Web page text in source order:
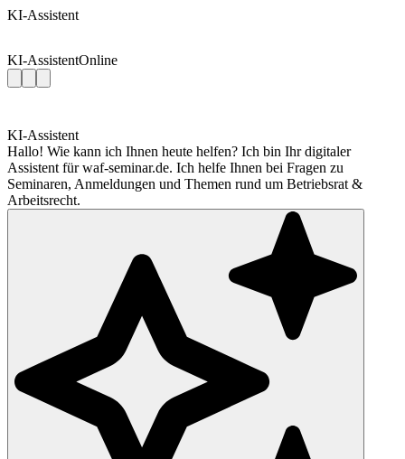
KI-Assistent
KI-AssistentOnline
KI-Assistent
Hallo! Wie kann ich Ihnen heute helfen? Ich bin Ihr digitaler
Assistent für waf-seminar.de. Ich helfe Ihnen bei Fragen zu
Seminaren, Anmeldungen und Themen rund um Betriebsrat &
Arbeitsrecht.